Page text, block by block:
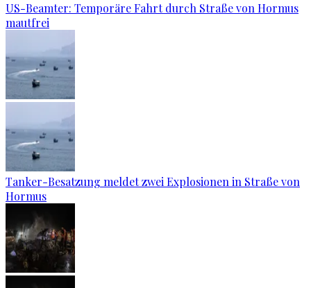
US-Beamter: Temporäre Fahrt durch Straße von Hormus
mautfrei
Tanker-Besatzung meldet zwei Explosionen in Straße von
Hormus